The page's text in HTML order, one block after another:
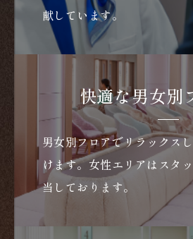
献しています。
快適な男女別
男女別フロアでリラックス
けます。女性エリアはスタ
当しております。